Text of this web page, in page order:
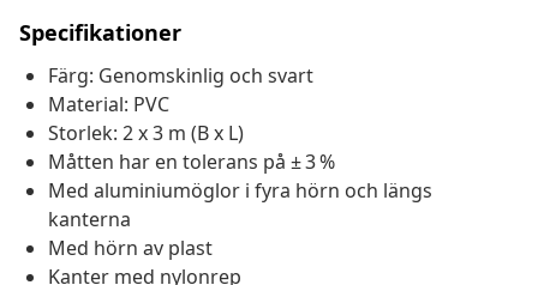
Specifikationer
Färg: Genomskinlig och svart
Material: PVC
Storlek: 2 x 3 m (B x L)
Måtten har en tolerans på ± 3 %
Med aluminiumöglor i fyra hörn och längs
kanterna
Med hörn av plast
Kanter med nylonrep